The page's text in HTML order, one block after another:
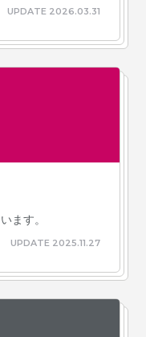
UPDATE 2026.03.31
ます。
UPDATE 2025.11.27